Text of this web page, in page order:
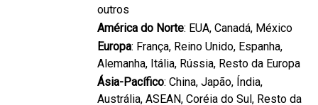
outros
América do Norte: EUA, Canadá, México
Europa: França, Reino Unido, Espanha,
Alemanha, Itália, Rússia, Resto da Europa
Ásia-Pacífico: China, Japão, Índia,
Austrália, ASEAN, Coréia do Sul, Resto da